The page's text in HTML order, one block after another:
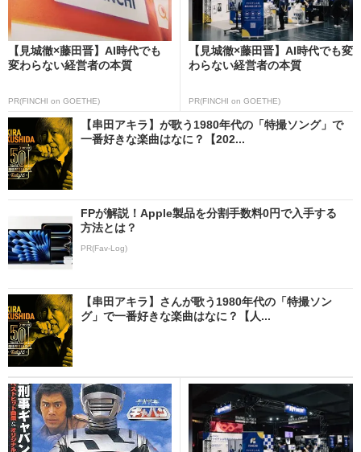
【見城徹×藤田晋】AI時代でも
変わらない経営者の本質
PR(FINCHI on GOETHE)
【見城徹×藤田晋】AI時代でも変
わらない経営者の本質
PR(FINCHI on GOETHE)
【串田アキラ】が歌う1980年代の「特撮ソング」で
一番好きな楽曲はなに？【202...
FPが解説！Apple製品を分割手数料0円で入手する
方法とは？
PR(Fav-Log)
【串田アキラ】さんが歌う1980年代の「特撮ソン
グ」で一番好きな楽曲はなに？【人...